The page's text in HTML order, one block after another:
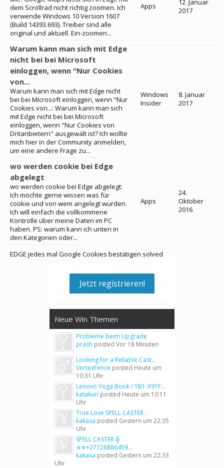
dem Scrollrad nicht richtig zoomen. Ich
verwende Windows 10 Version 1607
(Build 14393.693). Treiber sind alle
original und aktuell. Ein-zoomen...
Apps
12. Januar
2017
Warum kann man sich mit Edge
nicht bei bei Microsoft
einloggen, wenn "Nur Cookies
von...
Warum kann man sich mit Edge nicht
bei bei Microsoft einloggen, wenn "Nur
Cookies von...: Warum kann man sich
mit Edge nicht bei bei Microsoft
einloggen, wenn "Nur Cookies von
Dritanbietern" ausgewält ist? Ich wollte
mich hier in der Community anmelden,
um eine andere Frage zu...
Windows
Insider
8. Januar
2017
wo werden cookie bei Edge
abgelegt
wo werden cookie bei Edge abgelegt:
Ich möchte gerne wissen was für
cookie und von wem angelegt wurden.
Ich will einfach die vollkommene
Kontrolle über meine Daten im PC
haben. PS: warum kann ich unten in
den Kategorien oder...
Apps
24.
Oktober
2016
EDGE jedes mal Google Cookies bestätigen solved
Jetzt registrieren!
Neue Win Themen
Probleme beim Upgrade
prash posted Vor 18 Minuten
Looking for a Reliable Cast...
VertexFence posted Heute um
10:31 Uhr
Lenovo Yoga Book / YB1-X91F...
katakuri posted Heute um 10:11
Uhr
True Love SPELL CASTER...
kakasa posted Gestern um 22:35
Uhr
SPELL CASTER ╬
✯✯+27726886459...
kakasa posted Gestern um 22:33
Uhr